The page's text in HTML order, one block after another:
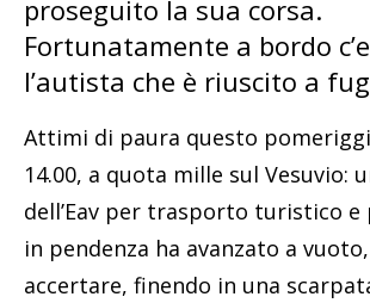
proseguito la sua corsa.
Fortunatamente a bordo
l’autista che è riuscito a
Attimi di paura questo
14.00, a quota mille sul Vesuvio:
dell’Eav per trasporto turistico e
in pendenza ha avanzato a
accertare, finendo in una